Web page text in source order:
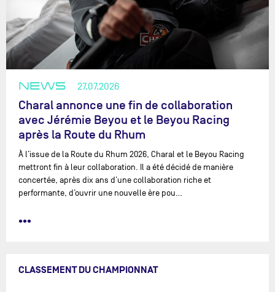
NEWS 27.07.2026
Charal annonce une fin de collaboration
avec Jérémie Beyou et le Beyou Racing
après la Route du Rhum
À l’issue de la Route du Rhum 2026, Charal et le Beyou Racing
mettront fin à leur collaboration. Il a été décidé de manière
concertée, après dix ans d’une collaboration riche et
performante, d’ouvrir une nouvelle ère pou…
•••
CLASSEMENT DU CHAMPIONNAT